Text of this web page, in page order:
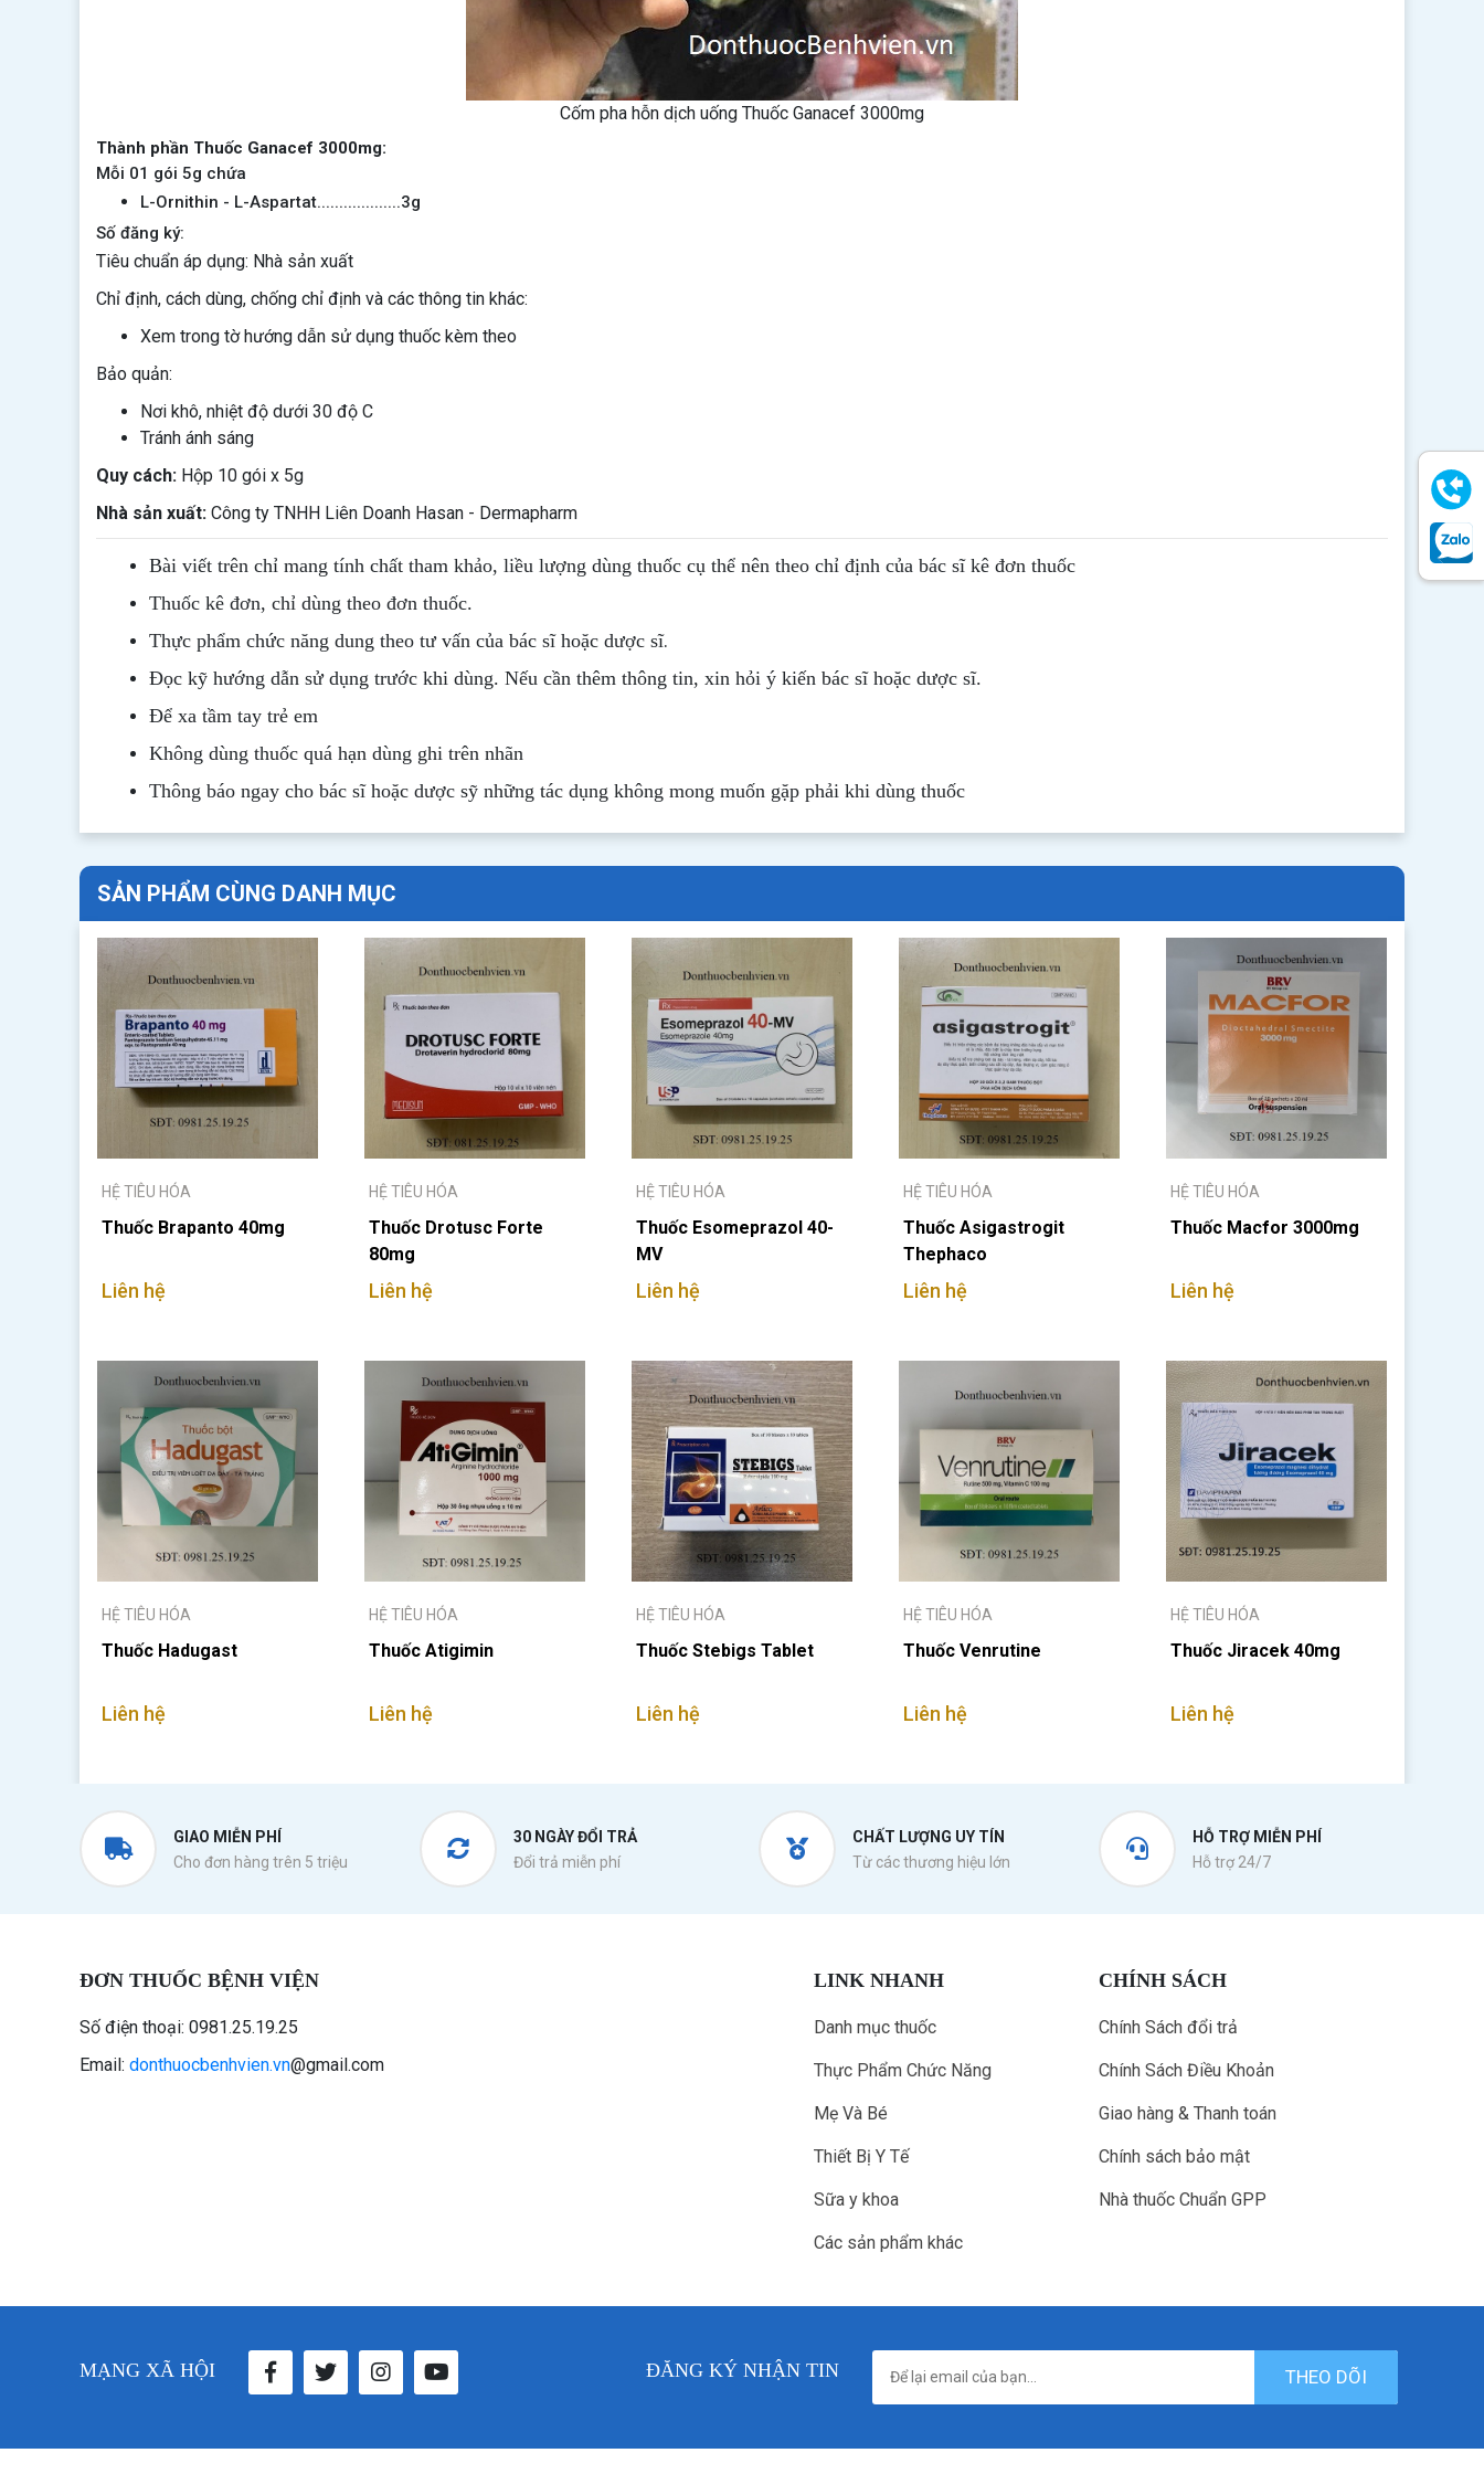
Cốm pha hỗn dịch uống Thuốc Ganacef 3000mg
Thành phần Thuốc Ganacef 3000mg:
Mỗi 01 gói 5g chứa
L-Ornithin - L-Aspartat...................3g
Số đăng ký:
Tiêu chuẩn áp dụng: Nhà sản xuất
Chỉ định, cách dùng, chống chỉ định và các thông tin khác:
Xem trong tờ hướng dẫn sử dụng thuốc kèm theo
Bảo quản:
Nơi khô, nhiệt độ dưới 30 độ C
Tránh ánh sáng
Quy cách: Hộp 10 gói x 5g
Nhà sản xuất: Công ty TNHH Liên Doanh Hasan - Dermapharm
Bài viết trên chỉ mang tính chất tham khảo, liều lượng dùng thuốc cụ thể nên theo chỉ định của bác sĩ kê đơn thuốc
Thuốc kê đơn, chỉ dùng theo đơn thuốc.
Thực phẩm chức năng dung theo tư vấn của bác sĩ hoặc dược sĩ.
Đọc kỹ hướng dẫn sử dụng trước khi dùng. Nếu cần thêm thông tin, xin hỏi ý kiến bác sĩ hoặc dược sĩ.
Để xa tầm tay trẻ em
Không dùng thuốc quá hạn dùng ghi trên nhãn
Thông báo ngay cho bác sĩ hoặc dược sỹ những tác dụng không mong muốn gặp phải khi dùng thuốc
SẢN PHẨM CÙNG DANH MỤC
HỆ TIÊU HÓA
Thuốc Brapanto 40mg
Liên hệ
HỆ TIÊU HÓA
Thuốc Drotusc Forte
80mg
Liên hệ
HỆ TIÊU HÓA
Thuốc Esomeprazol 40-
MV
Liên hệ
HỆ TIÊU HÓA
Thuốc Asigastrogit
Thephaco
Liên hệ
HỆ TIÊU HÓA
Thuốc Macfor 3000mg
Liên hệ
HỆ TIÊU HÓA
Thuốc Hadugast
Liên hệ
HỆ TIÊU HÓA
Thuốc Atigimin
Liên hệ
HỆ TIÊU HÓA
Thuốc Stebigs Tablet
Liên hệ
HỆ TIÊU HÓA
Thuốc Venrutine
Liên hệ
HỆ TIÊU HÓA
Thuốc Jiracek 40mg
Liên hệ
GIAO MIỄN PHÍ
Cho đơn hàng trên 5 triệu
30 NGÀY ĐỔI TRẢ
Đổi trả miễn phí
CHẤT LƯỢNG UY TÍN
Từ các thương hiệu lớn
HỖ TRỢ MIỄN PHÍ
Hỗ trợ 24/7
ĐƠN THUỐC BỆNH VIỆN
Số điện thoại: 0981.25.19.25
Email: donthuocbenhvien.vn@gmail.com
LINK NHANH
Danh mục thuốc
Thực Phẩm Chức Năng
Mẹ Và Bé
Thiết Bị Y Tế
Sữa y khoa
Các sản phẩm khác
CHÍNH SÁCH
Chính Sách đổi trả
Chính Sách Điều Khoản
Giao hàng & Thanh toán
Chính sách bảo mật
Nhà thuốc Chuẩn GPP
MẠNG XÃ HỘI ĐĂNG KÝ NHẬN TIN THEO DÕI